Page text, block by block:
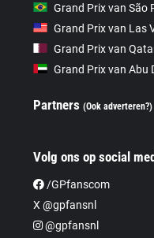
Grand Prix van São
Grand Prix van Las
Grand Prix van
Grand Prix van Abu
Partners(Ook adverteren?)
Volg ons op social
/GPfanscom
X @gpfansnl
@gpfansnl